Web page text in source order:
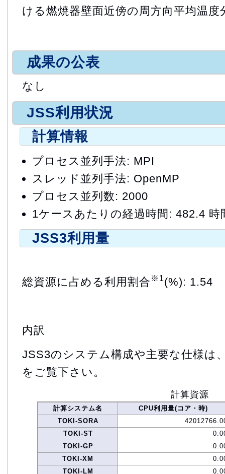
ける燃焼器壁面近傍の周方向平均温度
成果の公表
なし
JSS利用状況
計算情報
プロセス並列手法: MPI
スレッド並列手法: OpenMP
プロセス並列数: 2000
1ケースあたりの経過時間: 482.4 時
JSS3利用量
総資源に占める利用割合 ※1 (%): 1.54
内訳
JSS3のシステム構成や主要な仕様は
をご覧下さい。
計算資源
計算システム名
CPU利用量(コア・時)
TOKI-SORA
TOKI-ST
TOKI-GP
TOKI-XM
TOKI-LM